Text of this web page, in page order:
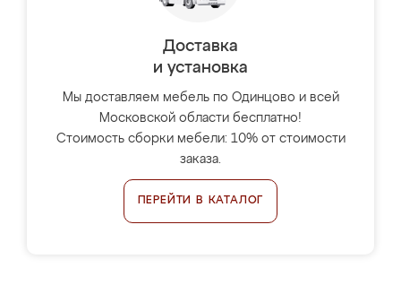
Доставка
и установка
Мы доставляем мебель по Одинцово и всей
Московской области бесплатно!
Стоимость сборки мебели: 10% от стоимости
заказа.
ПЕРЕЙТИ В КАТАЛОГ